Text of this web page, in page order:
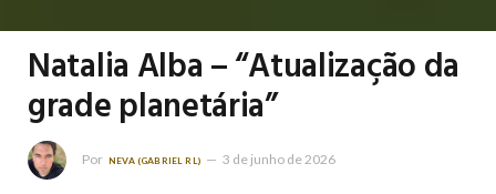
Natalia Alba – “Atualização da
grade planetária”
Por NEVA (GABRIEL RL) 3 de junho de 2026